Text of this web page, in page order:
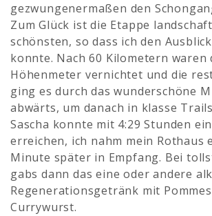
gezwungenermaßen den
Zum Glück ist die Etappe
schönsten, so dass ich den
konnte. Nach 60 Kilometern waren
Höhenmeter vernichtet und die
ging es durch das wunderschöne
abwärts, um danach in klasse
Sascha konnte mit 4:29 Stunden
erreichen, ich nahm mein Rothaus
Minute später in Empfang. Bei
gabs dann das eine oder andere
Regenerationsgetränk mit
Currywurst.